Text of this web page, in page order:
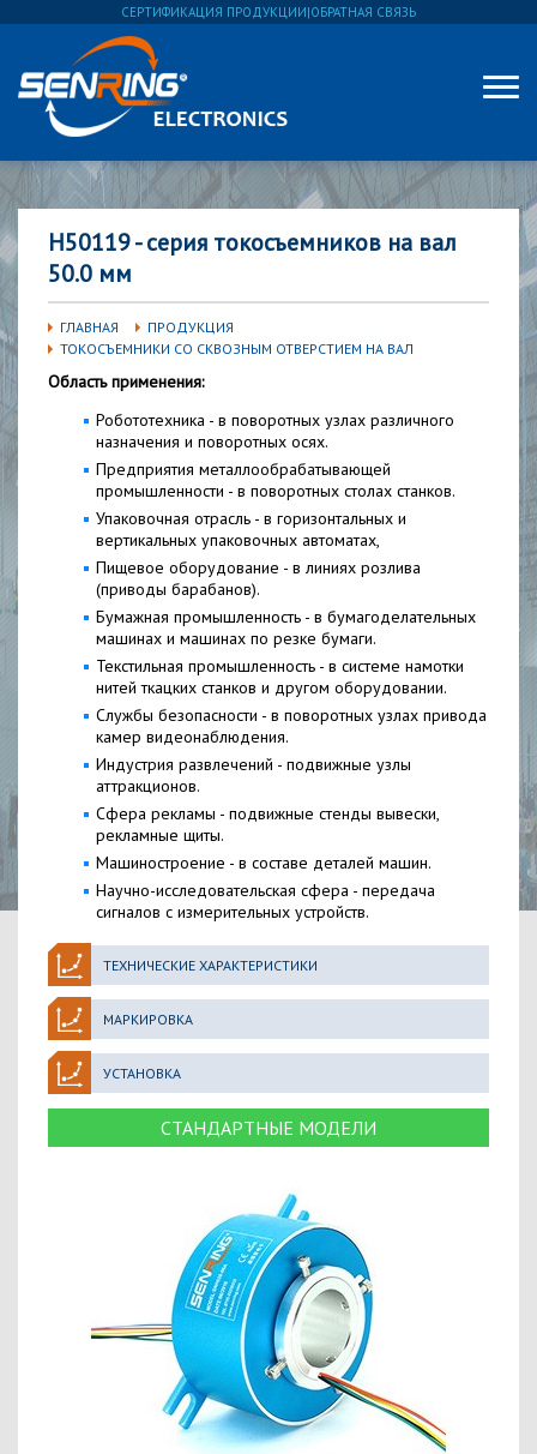
СЕРТИФИКАЦИЯ ПРОДУКЦИИ|ОБРАТНАЯ СВЯЗЬ
H50119 - серия токосъемников на вал
50.0 мм
ГЛАВНАЯ
ПРОДУКЦИЯ
ТОКОСЪЕМНИКИ СО СКВОЗНЫМ ОТВЕРСТИЕМ НА ВАЛ
Область применения:
Робототехника - в поворотных узлах различного
назначения и поворотных осях.
Предприятия металлообрабатывающей
промышленности - в поворотных столах станков.
Упаковочная отрасль - в горизонтальных и
вертикальных упаковочных автоматах,
Пищевое оборудование - в линиях розлива
(приводы барабанов).
Бумажная промышленность - в бумагоделательных
машинах и машинах по резке бумаги.
Текстильная промышленность - в системе намотки
нитей ткацких станков и другом оборудовании.
Службы безопасности - в поворотных узлах привода
камер видеонаблюдения.
Индустрия развлечений - подвижные узлы
аттракционов.
Сфера рекламы - подвижные стенды вывески,
рекламные щиты.
Машиностроение - в составе деталей машин.
Научно-исследовательская сфера - передача
сигналов с измерительных устройств.
ТЕХНИЧЕСКИЕ ХАРАКТЕРИСТИКИ
МАРКИРОВКА
УСТАНОВКА
СТАНДАРТНЫЕ МОДЕЛИ